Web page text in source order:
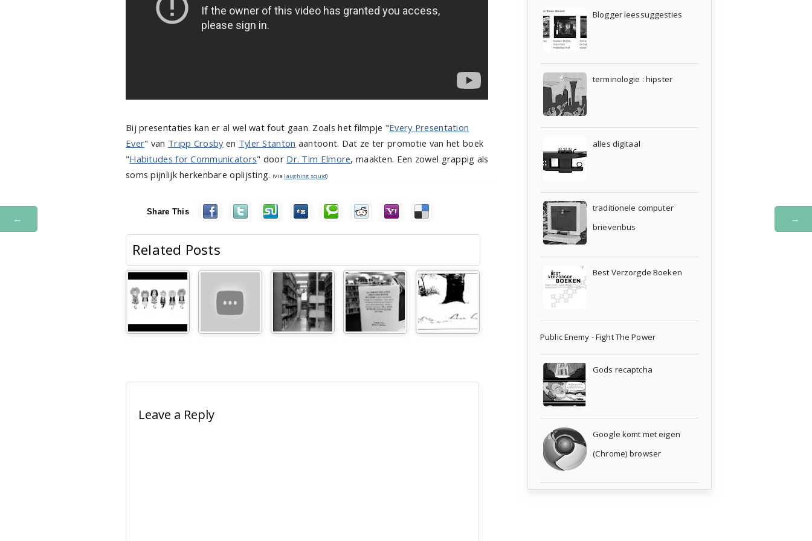
Bij presentaties kan er al wel wat fout gaan. Zoals het filmpje "Every Presentation
Ever" van Tripp Crosbyen Tyler Stanton aantoont. Dat ze ter promotie van het boek
"Habitudes for Communicators" door Dr. Tim Elmore, maakten. Een zowel grappig als
soms pijnlijk herkenbare oplijsting. (via laughing squid)
Share This
Related Posts
Leave a Reply
← →
Blogger leessuggesties
terminologie : hipster
alles digitaal
traditionele computer
brievenbus
Best Verzorgde Boeken
Public Enemy - Fight The Power
Gods recaptcha
Google komt met eigen
(Chrome) browser